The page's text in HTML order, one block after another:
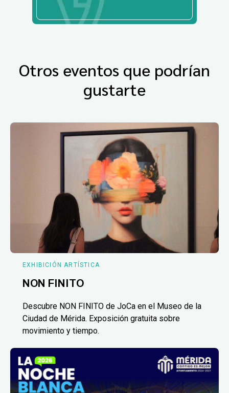
Otros eventos que podrían
gustarte
EXHIBICIÓN ARTÍSTICA
NON FINITO
Descubre NON FINITO de JoCa en el Museo de la
Ciudad de Mérida. Exposición gratuita sobre
movimiento y tiempo.